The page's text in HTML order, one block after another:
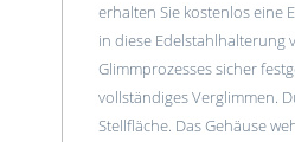
erhalten Sie kostenlos eine
in diese Edelstahlhalterung
Glimmprozesses sicher
vollständiges Verglimmen.
Stellfläche. Das Gehäuse